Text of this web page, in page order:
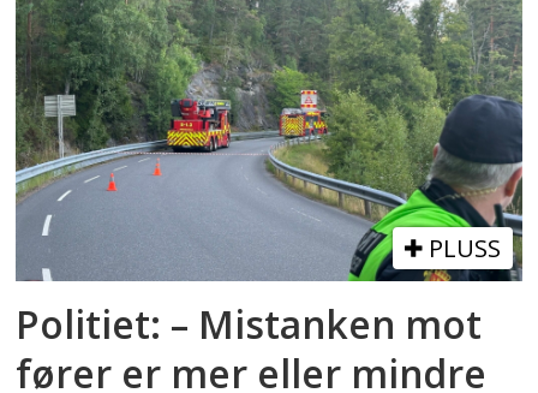
PLUSS
Politiet: – Mistanken mot
fører er mer eller mindre